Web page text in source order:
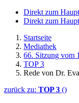
Direkt zum
Direkt zum
Startseite
Mediathek
66. Sitzung vom
TOP 3
Rede von Dr.
zurück zu: TOP 3 ()